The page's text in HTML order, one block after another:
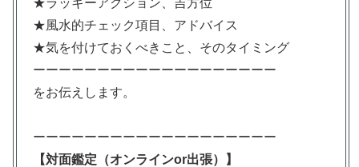
★風水的チェック項目、アドバイス
★気を付けておくべきこと、そのタイミング
ーーーーーーーーーーーーーーーーーーー
をお伝えします。
ーーーーーーーーーーーーーーーーーーー
【対面鑑定（オンラインor出張）】